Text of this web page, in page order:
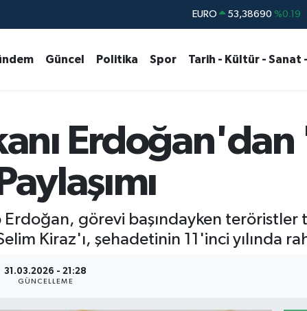
STERLİN 61,60380 %0.18
Güncel Politika Spor Tarih - Kültür - Sanat
Erdoğan, görevi başındayken teröristler
Kiraz'ı, şehadetinin 11'inci yılında
31.03.2026 - 21:28
GÜNCELLEME